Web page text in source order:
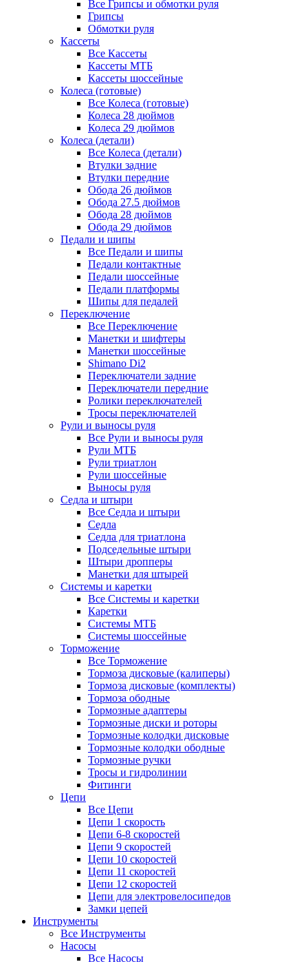
Все Грипсы и обмотки руля
Грипсы
Обмотки руля
Кассеты
Все Кассеты
Кассеты МТБ
Кассеты шоссейные
Колеса (готовые)
Все Колеса (готовые)
Колеса 28 дюймов
Колеса 29 дюймов
Колеса (детали)
Все Колеса (детали)
Втулки задние
Втулки передние
Обода 26 дюймов
Обода 27.5 дюймов
Обода 28 дюймов
Обода 29 дюймов
Педали и шипы
Все Педали и шипы
Педали контактные
Педали шоссейные
Педали платформы
Шипы для педалей
Переключение
Все Переключение
Манетки и шифтеры
Манетки шоссейные
Shimano Di2
Переключатели задние
Переключатели передние
Ролики переключателей
Тросы переключателей
Рули и выносы руля
Все Рули и выносы руля
Рули МТБ
Рули триатлон
Рули шоссейные
Выносы руля
Седла и штыри
Все Седла и штыри
Седла
Седла для триатлона
Подседельные штыри
Штыри дропперы
Манетки для штырей
Системы и каретки
Все Системы и каретки
Каретки
Системы МТБ
Системы шоссейные
Торможение
Все Торможение
Тормоза дисковые (калиперы)
Тормоза дисковые (комплекты)
Тормоза ободные
Тормозные адаптеры
Тормозные диски и роторы
Тормозные колодки дисковые
Тормозные колодки ободные
Тормозные ручки
Тросы и гидролинии
Фитинги
Цепи
Все Цепи
Цепи 1 скорость
Цепи 6-8 скоростей
Цепи 9 скоростей
Цепи 10 скоростей
Цепи 11 скоростей
Цепи 12 скоростей
Цепи для электровелосипедов
Замки цепей
Инструменты
Все Инструменты
Насосы
Все Насосы